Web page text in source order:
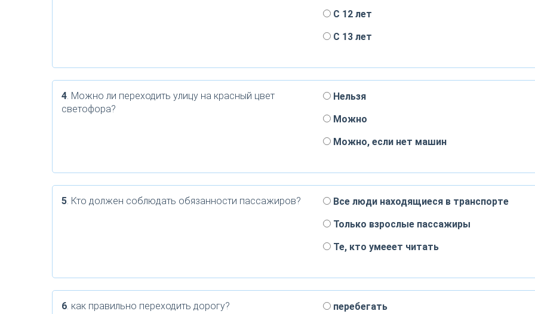
С 12 лет
С 13 лет
4. Можно ли переходить улицу на красный цвет
светофора?
Нельзя
Можно
Можно, если нет машин
5. Кто должен соблюдать обязанности пассажиров?
Все люди находящиеся в транспорте
Только взрослые пассажиры
Те, кто умееет читать
6. как правильно переходить дорогу?
перебегать